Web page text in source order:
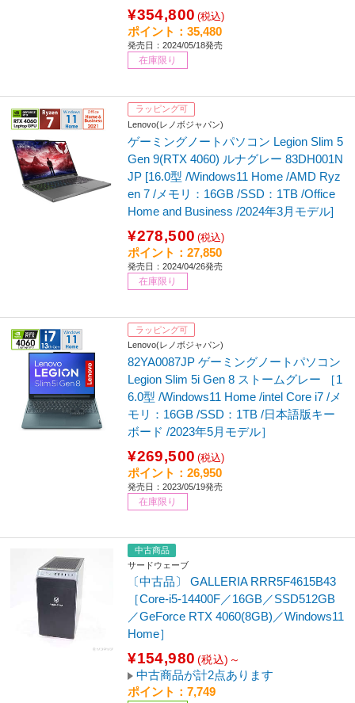
¥354,800 (税込)
ポイント：35,480
発売日：2024/05/18発売
在庫限り
ラッピング可
Lenovo(レノボジャパン)
ゲーミングノートパソコン Legion Slim 5
Gen 9(RTX 4060) ルナグレー 83DH001N
JP [16.0型 /Windows11 Home /AMD Ryz
en 7 /メモリ：16GB /SSD：1TB /Office
Home and Business /2024年3月モデル]
¥278,500 (税込)
ポイント：27,850
発売日：2024/04/26発売
在庫限り
ラッピング可
Lenovo(レノボジャパン)
82YA0087JP ゲーミングノートパソコン
Legion Slim 5i Gen 8 ストームグレー ［1
6.0型 /Windows11 Home /intel Core i7 /メ
モリ：16GB /SSD：1TB /日本語版キー
ボード /2023年5月モデル］
¥269,500 (税込)
ポイント：26,950
発売日：2023/05/19発売
在庫限り
中古商品
サードウェーブ
〔中古品〕 GALLERIA RRR5F4615B43
［Core-i5-14400F／16GB／SSD512GB
／GeForce RTX 4060(8GB)／Windows11
Home］
¥154,980 (税込)～
中古商品が計2点あります
ポイント：7,749